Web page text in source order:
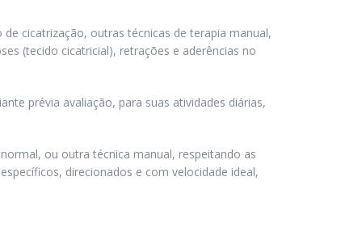
cicatrização, outras técnicas de terapia manual,
(tecido cicatricial), retrações e aderências no
prévia avaliação, para suas atividades diárias,
ou outra técnica manual, respeitando as
direcionados e com velocidade ideal,